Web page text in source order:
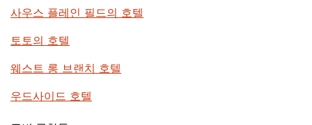
사우스 플레인 필드의 호텔
토토의 호텔
웨스트 롱 브랜치 호텔
우드사이드 호텔